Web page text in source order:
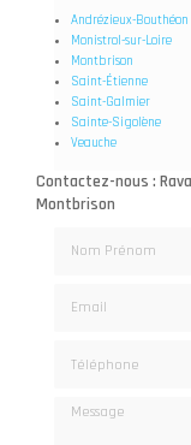
Andrézieux-Bouthéon
Monistrol-sur-Loire
Montbrison
Saint-Étienne
Saint-Galmier
Sainte-Sigolène
Veauche
Contactez-nous :
Montbrison
Message